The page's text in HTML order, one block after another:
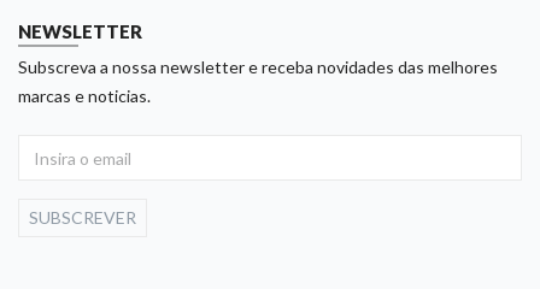
NEWSLETTER
Subscreva a nossa newsletter e receba novidades das melhores
marcas e noticias.
SUBSCREVER